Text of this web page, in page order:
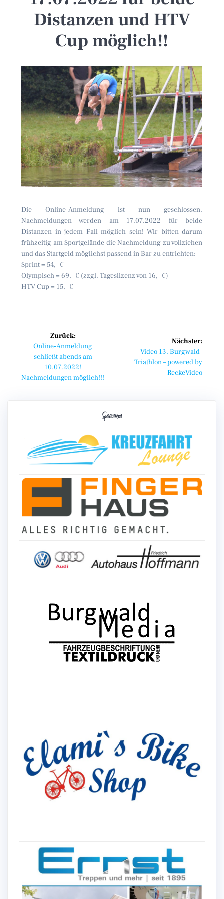
Distanzen und HTV
Cup möglich!!
Die Online-Anmeldung ist nun geschlossen.
Nachmeldungen werden am 17.07.2022 für beide
Distanzen in jedem Fall möglich sein! Wir bitten darum
frühzeitig am Sportgelände die Nachmeldung zu vollziehen
und das Startgeld möglichst passend in Bar zu entrichten:
Sprint = 54,- €
Olympisch = 69,- € (zzgl. Tageslizenz von 16,- €)
HTV Cup = 15,- €
Beitragsnavigation
Zurück:
Vorheriger
Beitrag:
Online-Anmeldung
schließt abends am
10.07.2022!
Nachmeldungen möglich!!!
Nächster:
Nächster
Beitrag:
Video 13. Burgwald-
Triathlon – powered by
ReckeVideo
Sponsoren